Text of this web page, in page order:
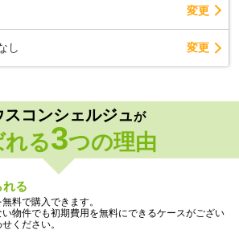
変更
し 変更
スコンシェルジュが
る3つの理由
れる
料で購入できます。
物件でも初期費用を無料にできるケースがござい
ください。